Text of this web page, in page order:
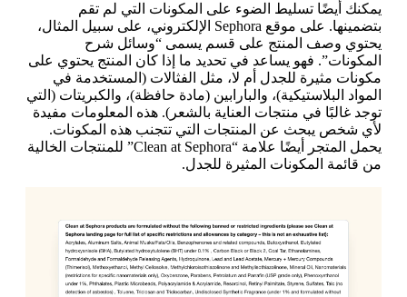
يمكنك أيضًا تسليط الضوء على المكونات التي لم تقم
بتضمينها. على موقع Sephora الإلكتروني، على سبيل المثال،
يحتوي وصف المنتج على قسم يسمى “وسائل شرح
المكونات”. فهو يساعد في تحديد ما إذا كان المنتج يحتوي على
مكونات مثيرة للجدل أم لا، مثل الفثالات (المستخدمة في
المواد البلاستيكية)، والبارابين (مادة حافظة)، والكبريتات (التي
توجد غالبًا في منتجات العناية بالشعر). هذه المعلومات مفيدة
لأي شخص يبحث عن المنتجات التي تتجنب هذه المكونات.
يحمل المتجر أيضًا علامة “Clean at Sephora” للمنتجات الخالية
من قائمة المكونات المثيرة للجدل.